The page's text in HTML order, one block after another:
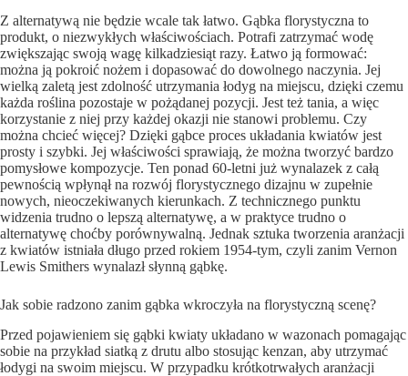
Z alternatywą nie będzie wcale tak łatwo. Gąbka florystyczna to
produkt, o niezwykłych właściwościach. Potrafi zatrzymać wodę
zwiększając swoją wagę kilkadziesiąt razy. Łatwo ją formować:
można ją pokroić nożem i dopasować do dowolnego naczynia. Jej
wielką zaletą jest zdolność utrzymania łodyg na miejscu, dzięki czemu
każda roślina pozostaje w pożądanej pozycji. Jest też tania, a więc
korzystanie z niej przy każdej okazji nie stanowi problemu. Czy
można chcieć więcej? Dzięki gąbce proces układania kwiatów jest
prosty i szybki. Jej właściwości sprawiają, że można tworzyć bardzo
pomysłowe kompozycje. Ten ponad 60-letni już wynalazek z całą
pewnością wpłynął na rozwój florystycznego dizajnu w zupełnie
nowych, nieoczekiwanych kierunkach. Z technicznego punktu
widzenia trudno o lepszą alternatywę, a w praktyce trudno o
alternatywę choćby porównywalną. Jednak sztuka tworzenia aranżacji
z kwiatów istniała długo przed rokiem 1954-tym, czyli zanim Vernon
Lewis Smithers wynalazł słynną gąbkę.
Jak sobie radzono zanim gąbka wkroczyła na florystyczną scenę?
Przed pojawieniem się gąbki kwiaty układano w wazonach pomagając
sobie na przykład siatką z drutu albo stosując kenzan, aby utrzymać
łodygi na swoim miejscu. W przypadku krótkotrwałych aranżacji